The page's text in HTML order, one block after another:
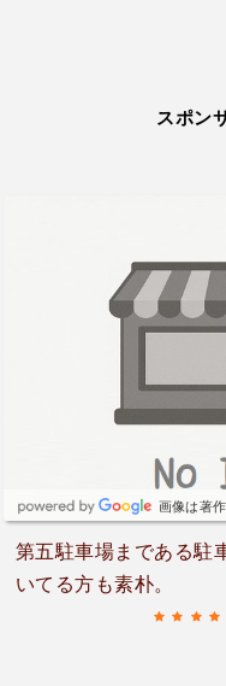
スポン
画像は著
第五駐車場まである駐
いてる方も素朴。